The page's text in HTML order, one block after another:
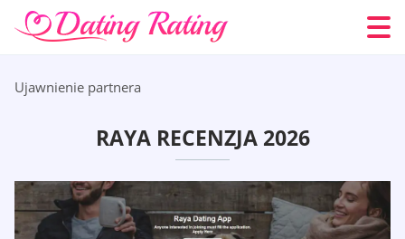
Ujawnienie partnera
RAYA RECENZJA 2026